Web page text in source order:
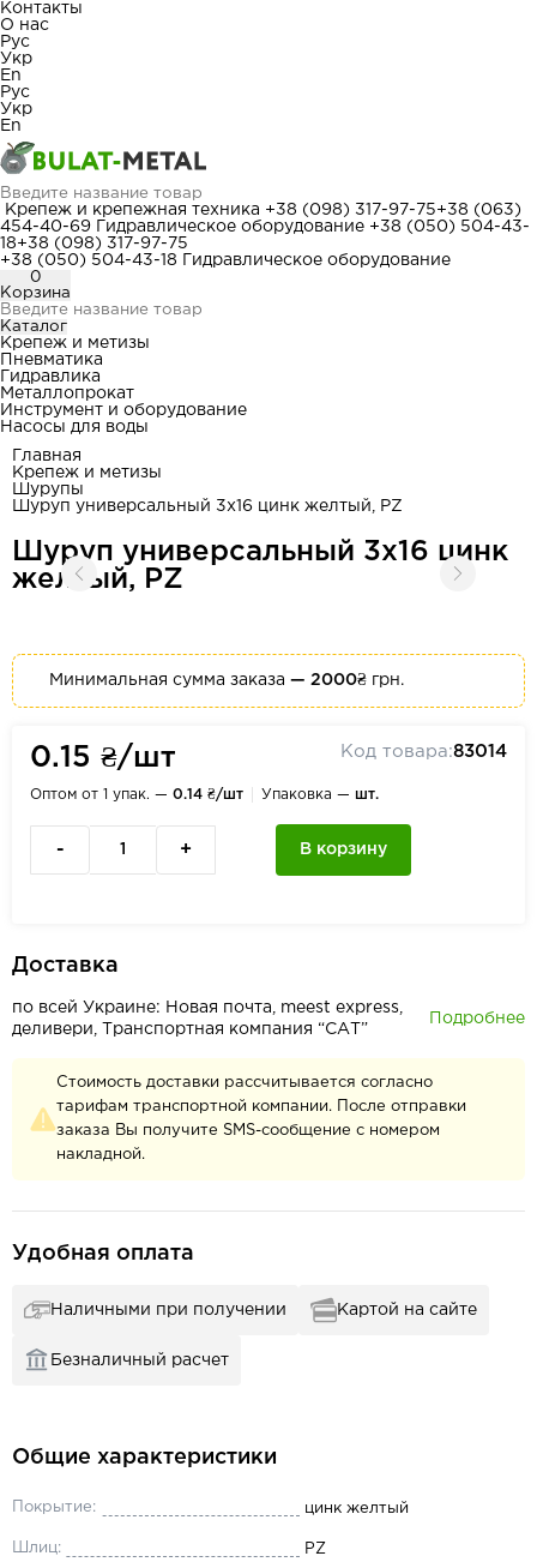
Контакты
О нас
Рус
Укр
En
Рус
Укр
En
Крепеж и крепежная техника +38 (098) 317-97-75+38 (063)
454-40-69
Гидравлическое оборудование +38 (050) 504-43-
18+38 (098) 317-97-75
+38 (050) 504-43-18
Гидравлическое оборудование
0
Корзина
Каталог
Крепеж и метизы
Пневматика
Гидравлика
Металлопрокат
Инструмент и оборудование
Насосы для воды
Главная
Крепеж и метизы
Шурупы
Шуруп универсальный 3x16 цинк желтый, PZ
Шуруп универсальный 3x16 цинк
желтый, PZ
Минимальная сумма заказа — 2000₴ грн.
0.15 ₴/шт Код товара:83014
Оптом от 1 упак. — 0.14 ₴/шт Упаковка — шт.
- + В корзину
Доставка
по всей Украине: Новая почта, meest express,
деливери, Транспортная компания “САТ”
Подробнее
Стоимость доставки рассчитывается согласно
тарифам транспортной компании. После отправки
заказа Вы получите SMS-сообщение с номером
накладной.
Удобная оплата
Наличными при получении Картой на сайте
Безналичный расчет
Общие характеристики
Покрытие: цинк желтый
Шлиц: PZ